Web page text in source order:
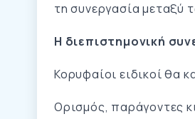
τη συνεργασία μεταξύ
Η διεπιστημονική
Κορυφαίοι ειδικοί θα
Ορισμός, παράγοντες